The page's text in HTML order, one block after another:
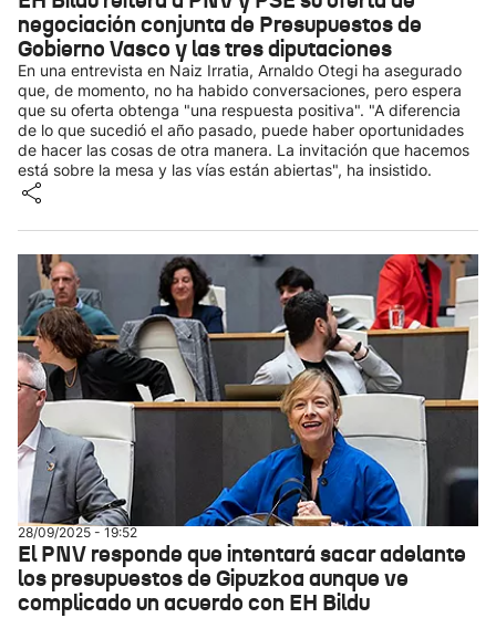
negociación conjunta de Presupuestos de
Gobierno Vasco y las tres diputaciones
En una entrevista en Naiz Irratia, Arnaldo Otegi ha asegurado
que, de momento, no ha habido conversaciones, pero espera
que su oferta obtenga "una respuesta positiva". "A diferencia
de lo que sucedió el año pasado, puede haber oportunidades
de hacer las cosas de otra manera. La invitación que hacemos
está sobre la mesa y las vías están abiertas", ha insistido.
28/09/2025 - 19:52
El PNV responde que intentará sacar adelante
los presupuestos de Gipuzkoa aunque ve
complicado un acuerdo con EH Bildu